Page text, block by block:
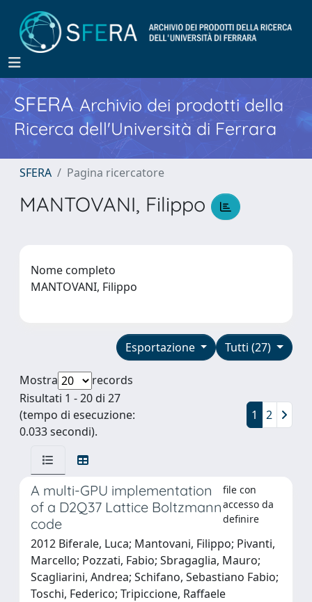
SFERA Archivio dei prodotti della
Ricerca dell'Università di Ferrara
SFERA Pagina ricercatore
MANTOVANI, Filippo
Nome completo
MANTOVANI, Filippo
Tutti (27)
Esportazione
Mostra
records
Risultati 1 - 20 di 27
(tempo di esecuzione:
0.033 secondi).
1 2
A multi-GPU implementation
of a D2Q37 Lattice Boltzmann
code
file con
accesso da
definire
2012 Biferale, Luca; Mantovani, Filippo; Pivanti,
Marcello; Pozzati, Fabio; Sbragaglia, Mauro;
Scagliarini, Andrea; Schifano, Sebastiano Fabio;
Toschi, Federico; Tripiccione, Raffaele